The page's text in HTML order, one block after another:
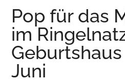
in
Wurzen
Pop für das
im
Geburtshaus
Juni